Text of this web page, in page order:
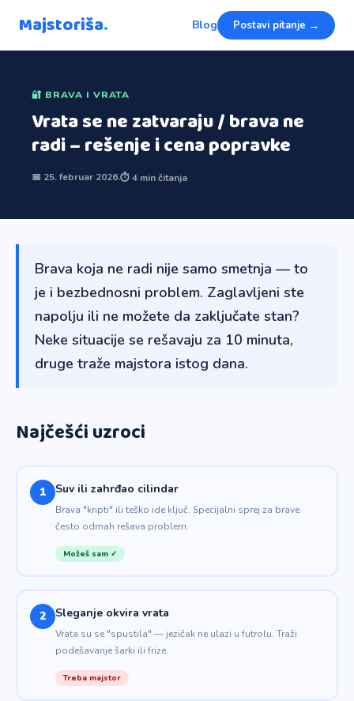
Majstoriša. Blog Postavi pitanje →
🔐 BRAVA I VRATA
Vrata se ne zatvaraju / brava ne
radi – rešenje i cena popravke
📅 25. februar 2026.⏱ 4 min čitanja
Brava koja ne radi nije samo smetnja — to
je i bezbednosni problem. Zaglavljeni ste
napolju ili ne možete da zaključate stan?
Neke situacije se rešavaju za 10 minuta,
druge traže majstora istog dana.
Najčešći uzroci
1 Suv ili zahrđao cilindar
Brava "kripti" ili teško ide ključ. Specijalni sprej za brave
često odmah rešava problem.
Možeš sam ✓
2 Sleganje okvira vrata
Vrata su se "spustila" — jezičak ne ulazi u futrolu. Traži
podešavanje šarki ili frize.
Treba majstor